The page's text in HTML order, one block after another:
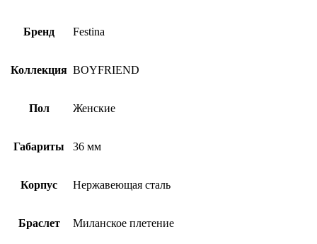
Бренд Festina
Коллекция BOYFRIEND
Пол Женские
Габариты 36 мм
Корпус Нержавеющая сталь
Браслет Миланское плетение